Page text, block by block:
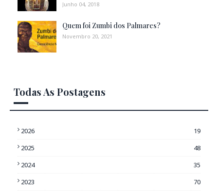
Junho 04, 2018
Quem foi Zumbi dos Palmares?
Novembro 20, 2021
Todas As Postagens
2026
19
2025
48
2024
35
2023
70